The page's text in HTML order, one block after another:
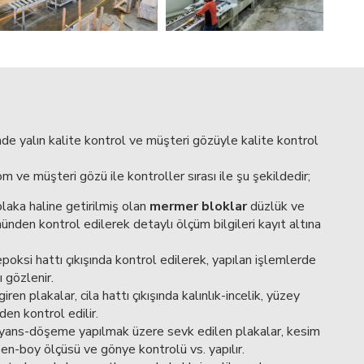
yalın kalite kontrol ve müşteri gözüyle kalite kontrol
ve müşteri gözü ile kontroller sırası ile şu şekildedir;
haline getirilmiş olan mermer bloklardüzlük ve
kontrol edilerek detaylı ölçüm bilgileri kayıt altına
hattı çıkışında kontrol edilerek, yapılan işlemlerde
gözlenir.
plakalar, cila hattı çıkışında kalınlık-incelik, yüzey
kontrol edilir.
döşeme yapılmak üzere sevk edilen plakalar, kesim
boy ölçüsü ve gönye kontrolü vs. yapılır.